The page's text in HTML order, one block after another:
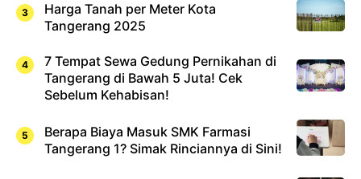
Harga Tanah per Meter Kota
Tangerang 2025
7 Tempat Sewa Gedung Pernikahan di
Tangerang di Bawah 5 Juta! Cek
Sebelum Kehabisan!
Berapa Biaya Masuk SMK Farmasi
Tangerang 1? Simak Rinciannya di Sini!